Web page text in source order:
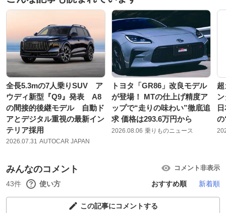
全長5.3mの7人乗りSUV ア
ウディ新型『Q9』発表 A8
の間接的後継モデル 自動ド
アとデジタル重視の最新イン
テリア採用
2026.07.31 AUTOCAR JAPAN
トヨタ「GR86」改良モデル
が登場！ MTの仕上げ精度ア
ップで“走りの味わい”徹底追
求 価格は293.6万円から
2026.08.06 乗りものニュース
みんなのコメント コメント非表示
43件 使い方 おすすめ順 新着順
この記事にコメントする